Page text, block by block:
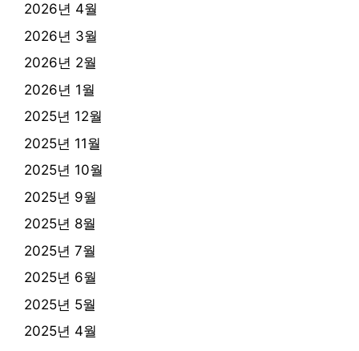
2026년 4월
2026년 3월
2026년 2월
2026년 1월
2025년 12월
2025년 11월
2025년 10월
2025년 9월
2025년 8월
2025년 7월
2025년 6월
2025년 5월
2025년 4월